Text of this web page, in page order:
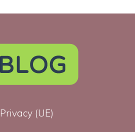
(UE)